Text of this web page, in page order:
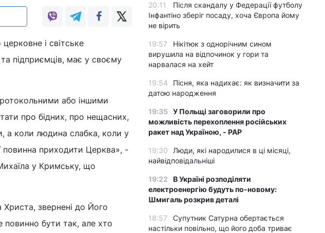
і світське
підприємців, має у своєму
або іншими
про бідних, про нещасних,
а коли людина слабка, коли у
повинна приходити Церква», -
у Кримську, що
звернені до Його
повинно бути так, але хто
20:11
Після скандалу у Федерації футболу
Інфантіно зберіг посаду, хоча Європа йому
не вірить
19:57
Нікітюк з однорічним сином
вирушила на відпочинок у гори та
нарвалася на хейт
19:54
Пісня, яка надихає: як визначити за
датою народження
19:35 У Польщі заговорили про
можливість перехоплення російських
ракет над Україною, - PAP
19:30
Люди, які народилися в ці місяці,
найвідповідальніші
19:22
В Україні розподіляти
електроенергію будуть по-новому:
Шмигаль розкрив деталі
18:57
Супутник Сатурна обертається
настільки повільно, що його доба триває